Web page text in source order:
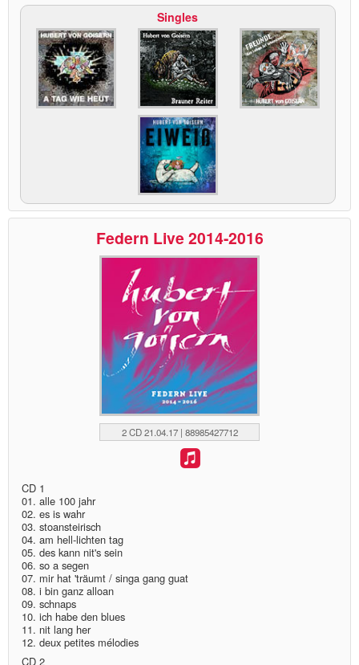
Singles
Federn Live 2014-2016
2 CD 21.04.17 | 88985427712
CD 1
01. alle 100 jahr
02. es is wahr
03. stoansteirisch
04. am hell-lichten tag
05. des kann nit's sein
06. so a segen
07. mir hat 'träumt / singa gang guat
08. i bin ganz alloan
09. schnaps
10. ich habe den blues
11. nit lang her
12. deux petites mélodies
CD 2